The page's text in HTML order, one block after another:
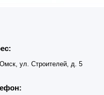
Омск, ул. Строителей, д. 5